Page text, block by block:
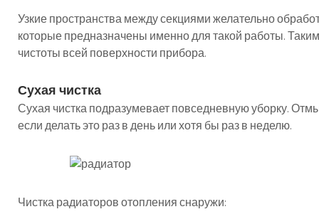
Узкие пространства между секциями желательно
которые предназначены именно для такой работы.
чистоты всей поверхности прибора.
Сухая чистка
Сухая чистка подразумевает повседневную уборку.
если делать это раз в день или хотя бы раз в неделю.
Чистка радиаторов отопления снаружи: